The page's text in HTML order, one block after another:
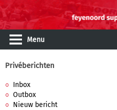
Menu
Privéberichten
Inbox
Outbox
Nieuw bericht